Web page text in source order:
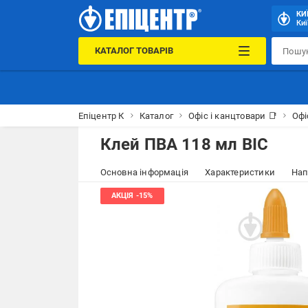
КАТАЛОГ ТОВАРІВ
Епіцентр К Каталог Офіс і канцтовари 📑
Клей ПВА 118 мл BIC
Основна інформація Характеристики